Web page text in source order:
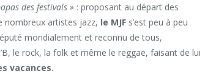
des festivals » : proposant au départ des
nombreux artistes jazz, le MJF s’est peu à peu
mondialement et reconnu de tous,
le rock, la folk et même le reggae, faisant de lui
vacances.